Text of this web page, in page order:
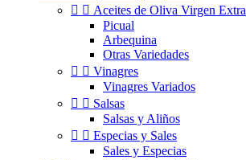
  Aceites de Oliva Virgen Extra
Picual
Arbequina
Otras Variedades
  Vinagres
Vinagres Variados
  Salsas
Salsas y Aliños
  Especias y Sales
Sales y Especias